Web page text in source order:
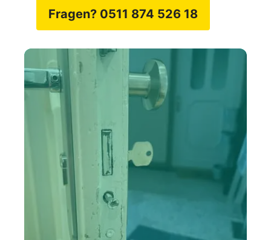
Fragen? 0511 874 526 18